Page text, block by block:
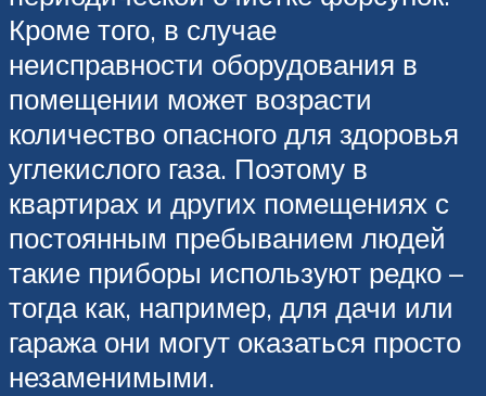
Кроме того, в случае
неисправности оборудования в
помещении может возрасти
количество опасного для здоровья
углекислого газа. Поэтому в
квартирах и других помещениях с
постоянным пребыванием людей
такие приборы используют редко –
тогда как, например, для дачи или
гаража они могут оказаться просто
незаменимыми.